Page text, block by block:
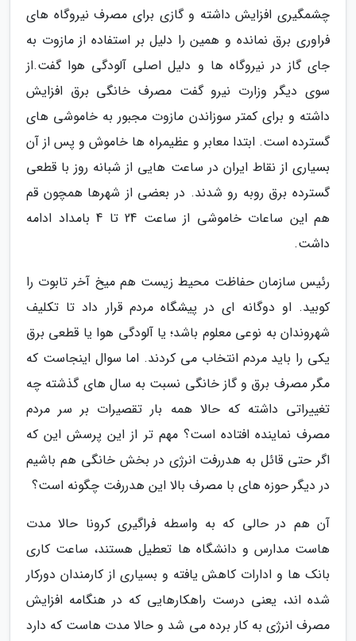
چشمگیری افزایش داشته و گازی برای مصرف نیروگاه های
فراوری برق نمانده و همین را دلیل بر استفاده از مازوت به
جای گاز در نیروگاه ها و دلیل اصلی آلودگی هوا گفت.از
سوی دیگر وزارت نیرو گفت مصرف خانگی برق افزایش
داشته و برای کمتر سوزاندن مازوت مجبور به خاموشی های
گسترده است. ابتدا معابر و عظیمراه ها خاموش و پس از آن
بسیاری از نقاط ایران در ساعت هایی از شبانه روز با قطعی
گسترده برق روبه رو شدند. در بعضی از شهرها همچون قم
هم این ساعات خاموشی از ساعت 24 تا 4 بامداد ادامه
داشت.
رئیس سازمان حفاظت محیط زیست هم میخ آخر تابوت را
کوبید. او دوگانه ای در پیشگاه مردم قرار داد تا تکلیف
شهروندان به نوعی معلوم باشد؛ یا آلودگی هوا یا قطعی برق
یکی را باید مردم انتخاب می کردند. اما سوال اینجاست که
مگر مصرف برق و گاز خانگی نسبت به سال های گذشته چه
تغییراتی داشته که حالا همه بار تقصیرات بر سر مردم
مصرف نماینده افتاده است؟ مهم تر از این پرسش این که
اگر حتی قائل به هدررفت انرژی در بخش خانگی هم باشیم
در دیگر حوزه های با مصرف بالا این هدررفت چگونه است؟
آن هم در حالی که به واسطه فراگیری کرونا حالا مدت
هاست مدارس و دانشگاه ها تعطیل هستند، ساعت کاری
بانک ها و ادارات کاهش یافته و بسیاری از کارمندان دورکار
شده اند، یعنی درست راهکارهایی که در هنگامه افزایش
مصرف انرژی به کار برده می شد و حالا مدت هاست که دارد